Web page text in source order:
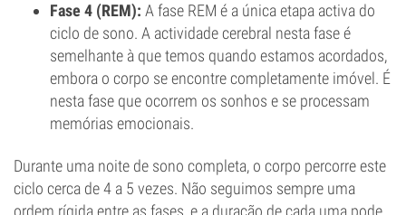
Fase 4 (REM): A fase REM é a única etapa activa do
ciclo de sono. A actividade cerebral nesta fase é
semelhante à que temos quando estamos acordados,
embora o corpo se encontre completamente imóvel. É
nesta fase que ocorrem os sonhos e se processam
memórias emocionais.
Durante uma noite de sono completa, o corpo percorre este
ciclo cerca de 4 a 5 vezes. Não seguimos sempre uma
ordem rígida entre as fases, e a duração de cada uma pode